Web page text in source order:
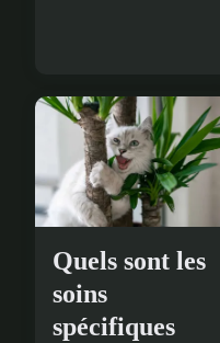
Quels sont les
soins
spécifiques